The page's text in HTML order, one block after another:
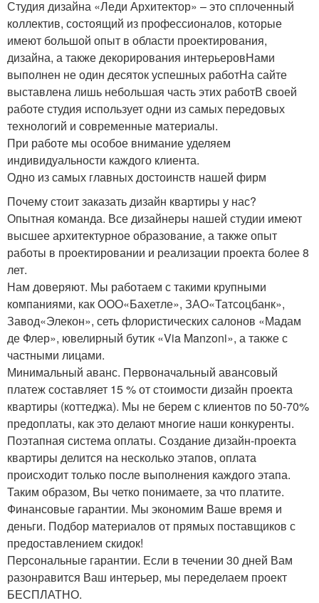
Студия дизайна «Леди Архитектор» – это сплоченный
коллектив, состоящий из профессионалов, которые
имеют большой опыт в области проектирования,
дизайна, а также декорирования интерьеровНами
выполнен не один десяток успешных работНа сайте
выставлена лишь небольшая часть этих работВ своей
работе студия использует одни из самых передовых
технологий и современные материалы.
При работе мы особое внимание уделяем
индивидуальности каждого клиента.
Одно из самых главных достоинств нашей фирм
Почему стоит заказать дизайн квартиры у нас?
Опытная команда. Все дизайнеры нашей студии имеют
высшее архитектурное образование, а также опыт
работы в проектировании и реализации проекта более 8
лет.
Нам доверяют. Мы работаем с такими крупными
компаниями, как ООО«Бахетле», ЗАО«Татсоцбанк»,
Завод«Элекон», сеть флористических салонов «Мадам
де Флер», ювелирный бутик «Via Manzoni», а также с
частными лицами.
Минимальный аванс. Первоначальный авансовый
платеж составляет 15 % от стоимости дизайн проекта
квартиры (коттеджа). Мы не берем с клиентов по 50-70%
предоплаты, как это делают многие наши конкуренты.
Поэтапная система оплаты. Создание дизайн-проекта
квартиры делится на несколько этапов, оплата
происходит только после выполнения каждого этапа.
Таким образом, Вы четко понимаете, за что платите.
Финансовые гарантии. Мы экономим Ваше время и
деньги. Подбор материалов от прямых поставщиков с
предоставлением скидок!
Персональные гарантии. Если в течении 30 дней Вам
разонравится Ваш интерьер, мы переделаем проект
БЕСПЛАТНО.